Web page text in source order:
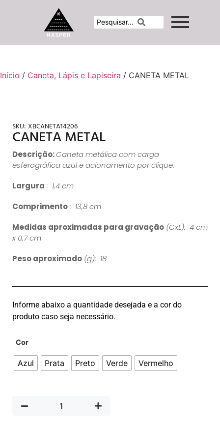
Início / Caneta, Lápis e Lapiseira / CANETA METAL
SKU: XBCANETA14206
CANETA METAL
Descrição:Caneta metálica com carga
esferográfica azul e acionamento por clique.
Largura : 1,4 cm
Comprimento: 13,8 cm
Medidas aproximadas para gravação (CxL): 4 cm
x 0,7 cm
Peso aproximado (g): 18
Informe abaixo a quantidade desejada e a cor do
produto caso seja necessário.
Cor
Azul Prata Preto Verde Vermelho